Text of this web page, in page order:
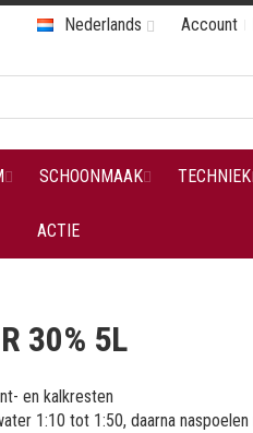
Account
Nederlands
SCHOONMAAK TECHNIEK
ACTIE
30% 5L
en kalkresten
1:10 tot 1:50, daarna